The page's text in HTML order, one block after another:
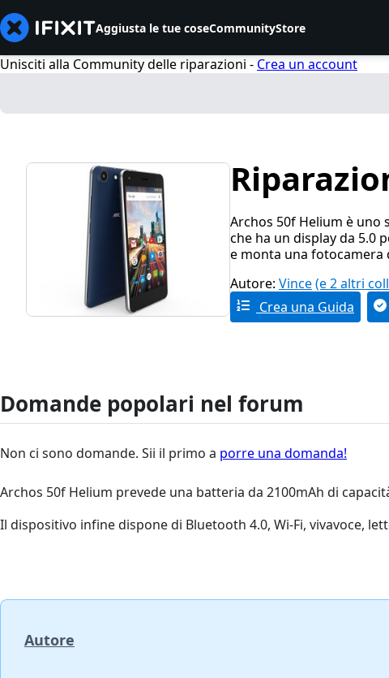
Aggiusta le tue coseCommunityStore
Unisciti alla Community delle riparazioni - Crea un account
Archos 50f Helium è uno
che ha un display da 5.0
e monta una fotocamera
Autore: Vince(e 2 altri
Crea una Guida
Domande popolari nel forum
Non ci sono domande. Sii il primo a porre una domanda!
Archos 50f Helium prevede una batteria da 2100mAh di
Il dispositivo infine dispone di Bluetooth 4.0, Wi-Fi, vivavoce,
Autore